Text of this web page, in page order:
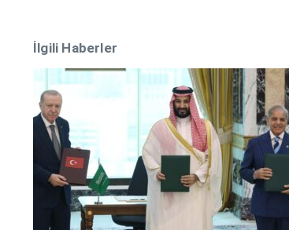
İlgili Haberler